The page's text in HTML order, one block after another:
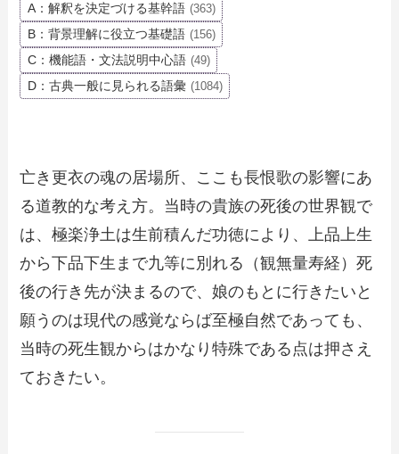
A：解釈を決定づける基幹語 (363)
B：背景理解に役立つ基礎語 (156)
C：機能語・文法説明中心語 (49)
D：古典一般に見られる語彙 (1084)
亡き更衣の魂の居場所、ここも長恨歌の影響にあ
る道教的な考え方。当時の貴族の死後の世界観で
は、極楽浄土は生前積んだ功徳により、上品上生
から下品下生まで九等に別れる（観無量寿経）死
後の行き先が決まるので、娘のもとに行きたいと
願うのは現代の感覚ならば至極自然であっても、
当時の死生観からはかなり特殊である点は押さえ
ておきたい。